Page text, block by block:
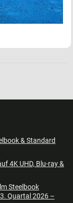
& Standard
4K UHD, Blu-ray &
Steelbook
Quartal 2026 –